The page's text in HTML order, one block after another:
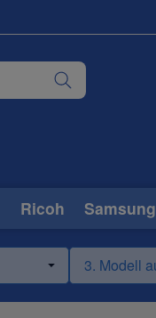
Ricoh Samsung